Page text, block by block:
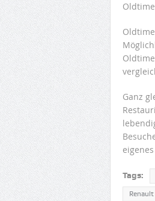
Ganz
Tags:
Renault